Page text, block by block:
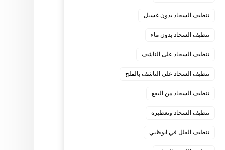
تنظيف السجاد بدون غسيل
تنظيف السجاد بدون ماء
تنظيف السجاد على الناشف
تنظيف السجاد على الناشف بالملح
تنظيف السجاد من البقع
تنظيف السجاد وتعطيره
تنظيف الفلل في ابوظبي